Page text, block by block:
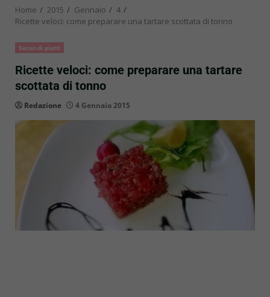
Home 2015 Gennaio
4
Ricette veloci: come preparare una tartare scottata di tonno
Secondi piatti
Ricette veloci: come preparare una tartare
scottata di tonno
Redazione 4 Gennaio 2015